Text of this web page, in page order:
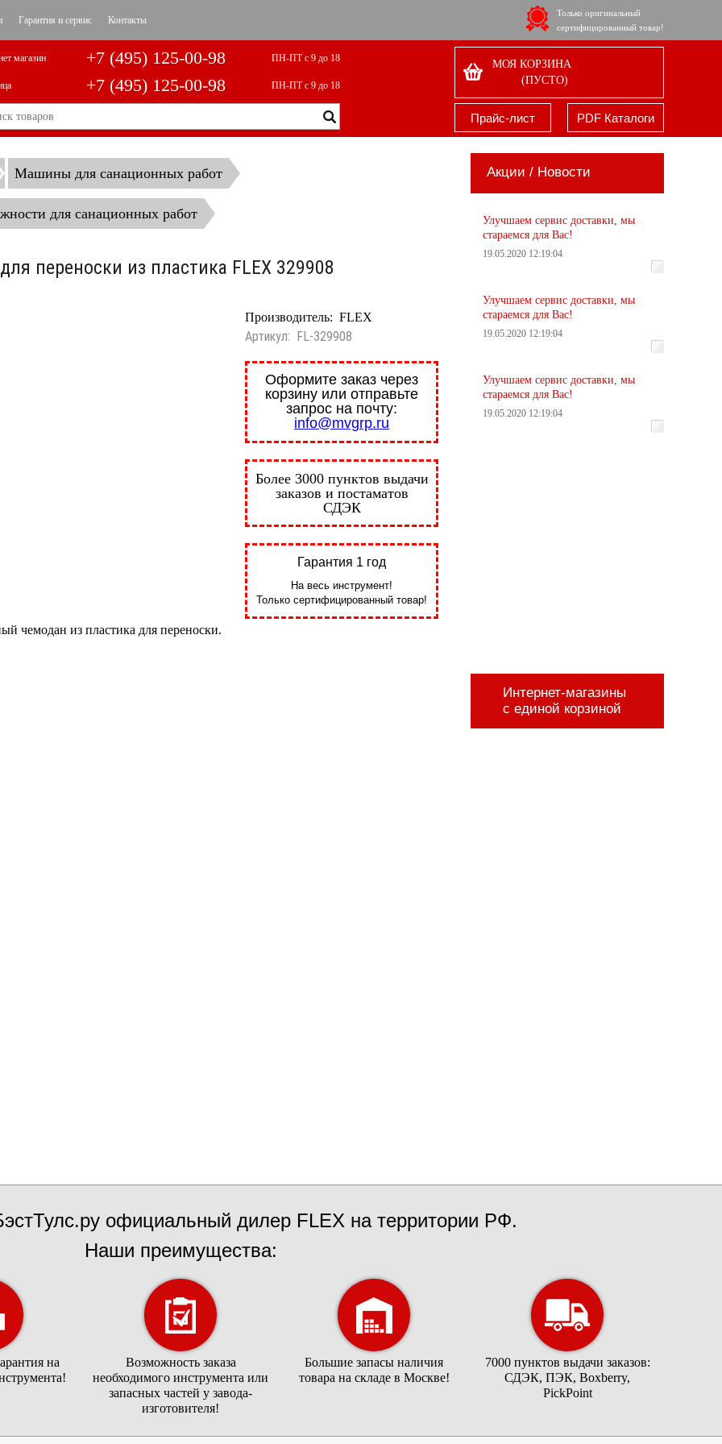
Гарантия и сервис Контакты
Только оригинальный
сертифицированный товар!
магазин +7 (495) 125-00-98 ПН-ПТ с 9 до 18
+7 (495) 125-00-98 ПН-ПТ с 9 до 18
МОЯ КОРЗИНА
(ПУСТО)
Прайс-лист PDF Каталоги
Машины для санационных работ
для санационных работ
переноски из пластика FLEX 329908
Производитель: FLEX
Артикул: FL-329908
Оформите заказ через
корзину или отправьте
запрос на почту:
info@mvgrp.ru
Более 3000 пунктов выдачи
заказов и постаматов
СДЭК
Гарантия 1 год
На весь инструмент!
Только сертифицированный товар!
чемодан из пластика для переноски.
Акции / Новости
Улучшаем сервис доставки, мы
стараемся для Вас!
19.05.2020 12:19:04
Улучшаем сервис доставки, мы
стараемся для Вас!
19.05.2020 12:19:04
Улучшаем сервис доставки, мы
стараемся для Вас!
19.05.2020 12:19:04
Интернет-магазины
с единой корзиной
официальный дилер FLEX на территории РФ.
Наши преимущества:
на
Возможность заказа
необходимого инструмента или
запасных частей у завода-
изготовителя!
Большие запасы наличия
товара на складе в Москве!
7000 пунктов выдачи заказов:
СДЭК, ПЭК, Boxberry,
PickPoint